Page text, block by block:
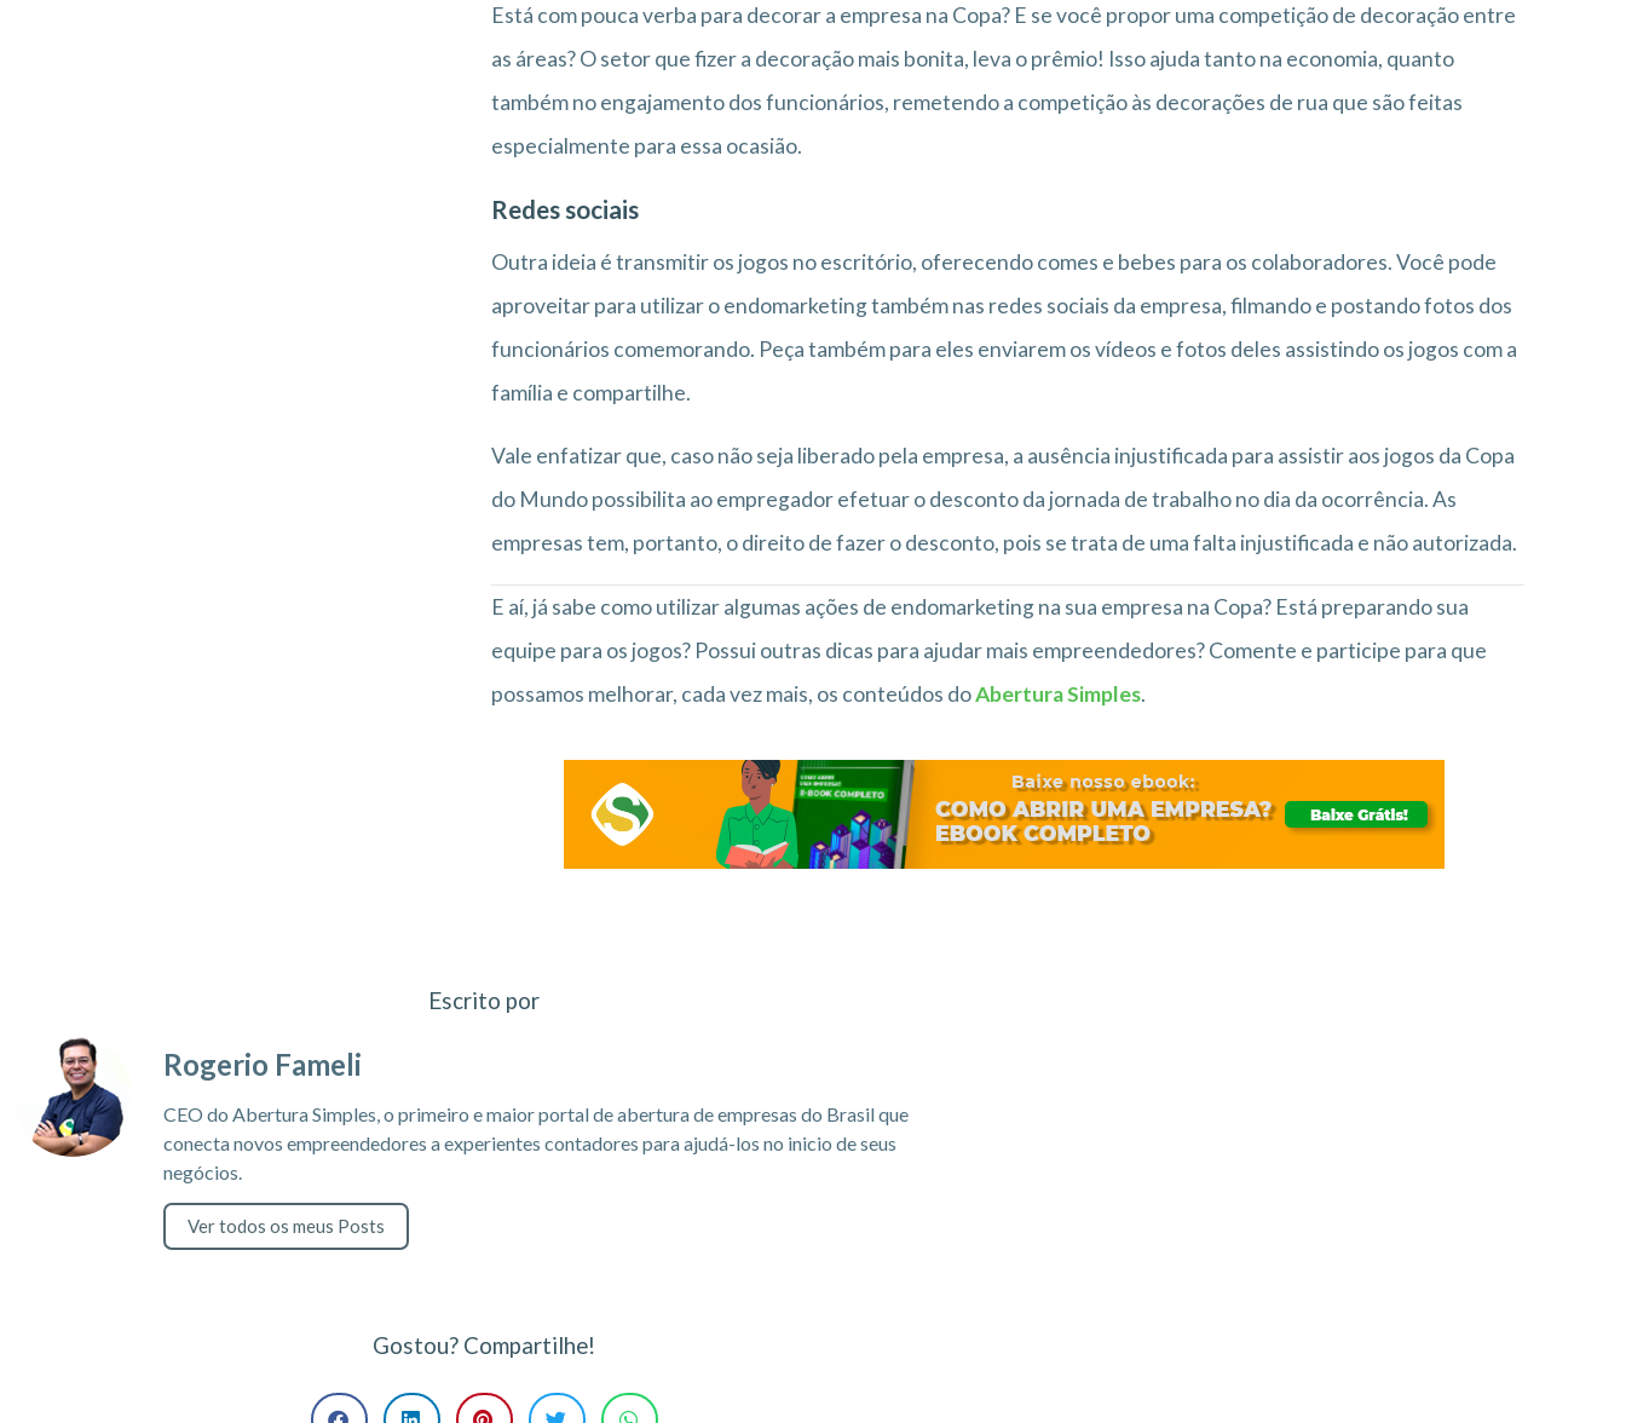
Está com pouca verba para decorar a empresa na Copa? E se você propor uma competição de decoração entre
as áreas? O setor que fizer a decoração mais bonita, leva o prêmio! Isso ajuda tanto na economia, quanto
também no engajamento dos funcionários, remetendo a competição às decorações de rua que são feitas
especialmente para essa ocasião.
Redes sociais
Outra ideia é transmitir os jogos no escritório, oferecendo comes e bebes para os colaboradores. Você pode
aproveitar para utilizar o endomarketing também nas redes sociais da empresa, filmando e postando fotos dos
funcionários comemorando. Peça também para eles enviarem os vídeos e fotos deles assistindo os jogos com a
família e compartilhe.
Vale enfatizar que, caso não seja liberado pela empresa, a ausência injustificada para assistir aos jogos da Copa
do Mundo possibilita ao empregador efetuar o desconto da jornada de trabalho no dia da ocorrência. As
empresas tem, portanto, o direito de fazer o desconto, pois se trata de uma falta injustificada e não autorizada.
E aí, já sabe como utilizar algumas ações de endomarketing na sua empresa na Copa? Está preparando sua
equipe para os jogos? Possui outras dicas para ajudar mais empreendedores? Comente e participe para que
possamos melhorar, cada vez mais, os conteúdos doAbertura Simples.
Escrito por
Rogerio Fameli
CEO do Abertura Simples, o primeiro e maior portal de abertura de empresas do Brasil que
conecta novos empreendedores a experientes contadores para ajudá-los no inicio de seus
negócios.
Ver todos os meus Posts
Gostou? Compartilhe!